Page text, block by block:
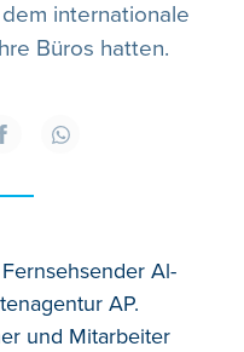
internationale
Büros hatten.
Al-
AP.
und Mitarbeiter